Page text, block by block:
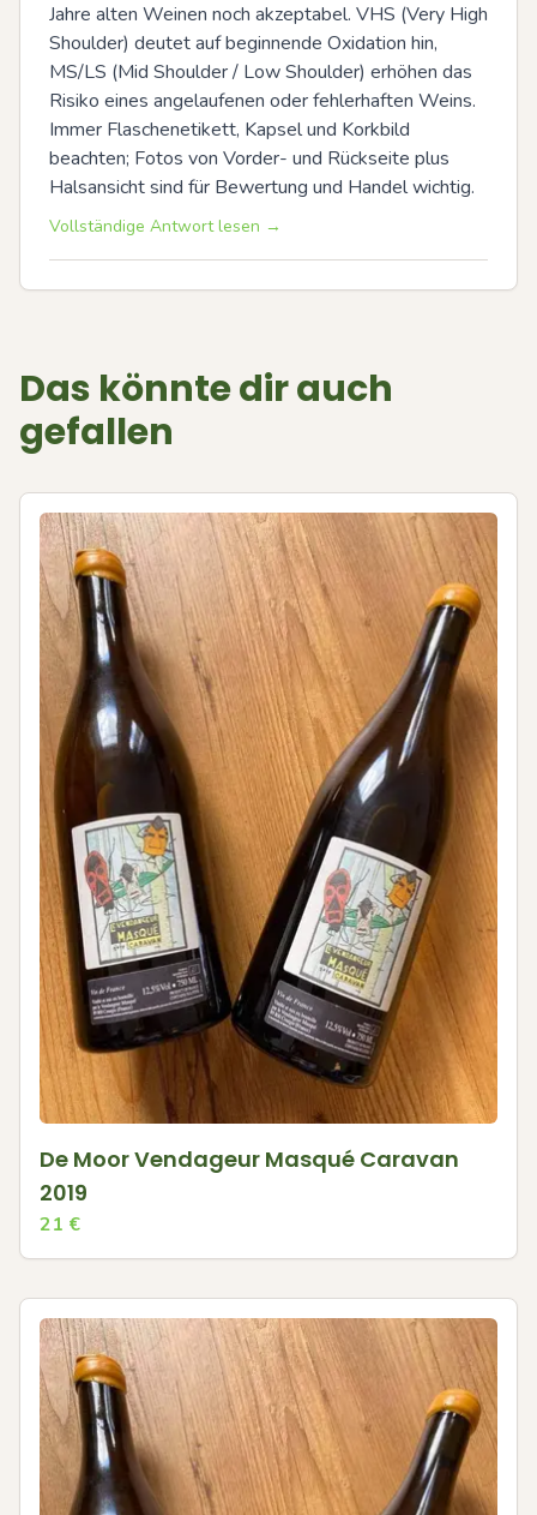
Jahre alten Weinen noch akzeptabel. VHS (Very High
Shoulder) deutet auf beginnende Oxidation hin,
MS/LS (Mid Shoulder / Low Shoulder) erhöhen das
Risiko eines angelaufenen oder fehlerhaften Weins.
Immer Flaschenetikett, Kapsel und Korkbild
beachten; Fotos von Vorder- und Rückseite plus
Halsansicht sind für Bewertung und Handel wichtig.
Vollständige Antwort lesen →
Das könnte dir auch
gefallen
De Moor Vendageur Masqué Caravan
2019
21 €